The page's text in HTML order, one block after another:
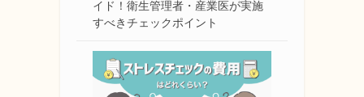
イド！衛生管理者・産業医が実施
すべきチェックポイント